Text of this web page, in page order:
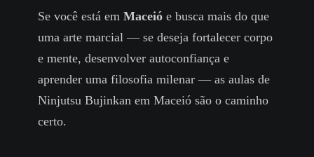
Se você está emMaceió e busca mais do que
uma arte marcial — se deseja fortalecer corpo
e mente, desenvolver autoconfiança e
aprender uma filosofia milenar — as aulas de
Ninjutsu Bujinkan em Maceió são o caminho
certo.